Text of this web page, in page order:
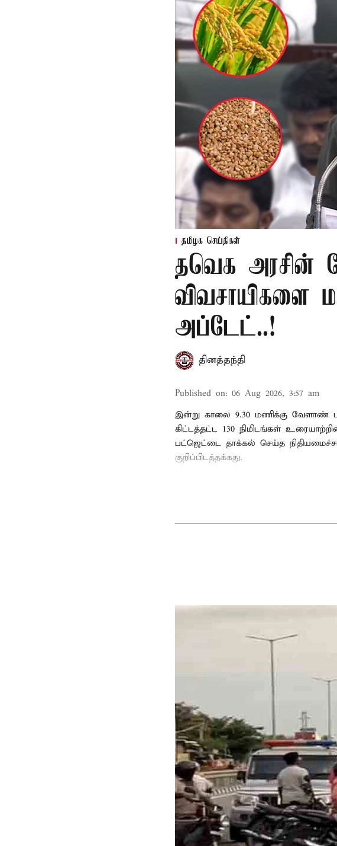
தமிழக செய்திகள்
தவெக அரசின்
விவசாயிகளை
அப்டேட்..!
தினத்தந்தி
Published on: 06 Aug 2026, 3:57 am
இன்று காலை 9.30 மணிக்கு வேளாண்
கிட்டத்தட்ட 130 நிமிடங்கள்
பட்ஜெட்டை தாக்கல் செய்த
குறிப்பிடத்தக்கது.